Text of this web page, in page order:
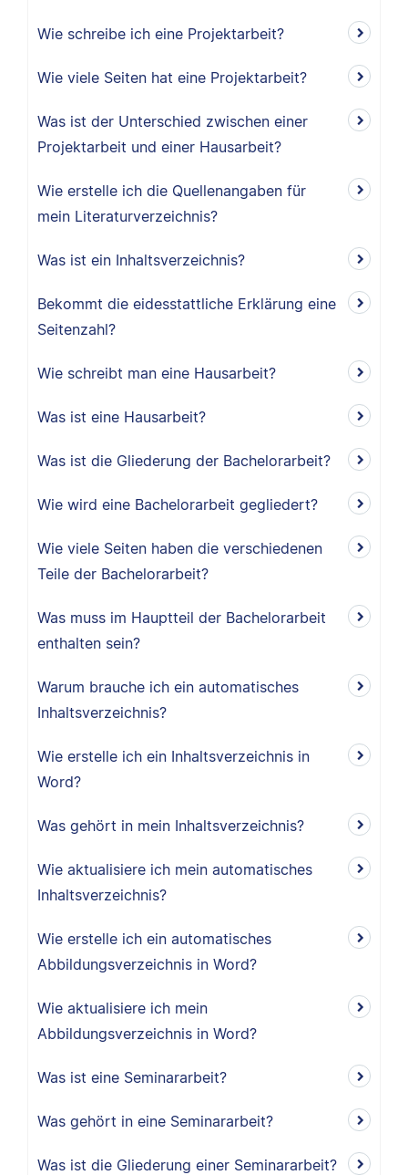
Wie schreibe ich eine Projektarbeit?
Wie viele Seiten hat eine Projektarbeit?
Was ist der Unterschied zwischen einer
Projektarbeit und einer Hausarbeit?
Wie erstelle ich die Quellenangaben für
mein Literaturverzeichnis?
Was ist ein Inhaltsverzeichnis?
Bekommt die eidesstattliche Erklärung eine
Seitenzahl?
Wie schreibt man eine Hausarbeit?
Was ist eine Hausarbeit?
Was ist die Gliederung der Bachelorarbeit?
Wie wird eine Bachelorarbeit gegliedert?
Wie viele Seiten haben die verschiedenen
Teile der Bachelorarbeit?
Was muss im Hauptteil der Bachelorarbeit
enthalten sein?
Warum brauche ich ein automatisches
Inhaltsverzeichnis?
Wie erstelle ich ein Inhaltsverzeichnis in
Word?
Was gehört in mein Inhaltsverzeichnis?
Wie aktualisiere ich mein automatisches
Inhaltsverzeichnis?
Wie erstelle ich ein automatisches
Abbildungsverzeichnis in Word?
Wie aktualisiere ich mein
Abbildungsverzeichnis in Word?
Was ist eine Seminararbeit?
Was gehört in eine Seminararbeit?
Was ist die Gliederung einer Seminararbeit?